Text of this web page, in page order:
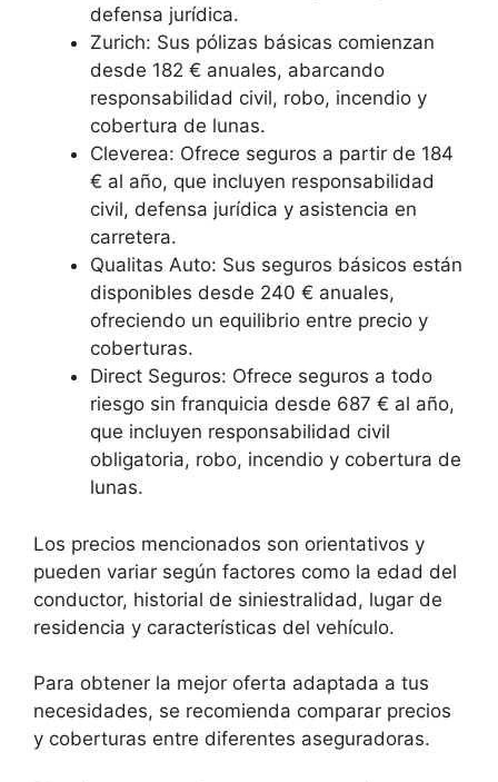
defensa jurídica.
Zurich: Sus pólizas básicas comienzan
desde 182 € anuales, abarcando
responsabilidad civil, robo, incendio y
cobertura de lunas.
Cleverea: Ofrece seguros a partir de 184
€ al año, que incluyen responsabilidad
civil, defensa jurídica y asistencia en
carretera.
Qualitas Auto: Sus seguros básicos están
disponibles desde 240 € anuales,
ofreciendo un equilibrio entre precio y
coberturas.
Direct Seguros: Ofrece seguros a todo
riesgo sin franquicia desde 687 € al año,
que incluyen responsabilidad civil
obligatoria, robo, incendio y cobertura de
lunas.
Los precios mencionados son orientativos y
pueden variar según factores como la edad del
conductor, historial de siniestralidad, lugar de
residencia y características del vehículo.
Para obtener la mejor oferta adaptada a tus
necesidades, se recomienda comparar precios
y coberturas entre diferentes aseguradoras.